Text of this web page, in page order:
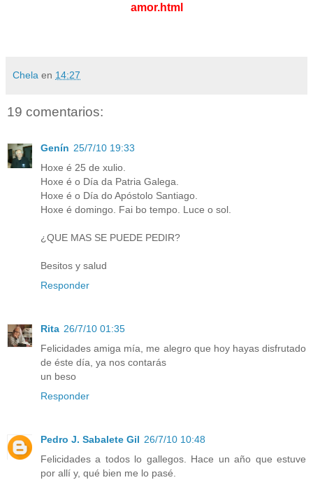
amor.html
Chela en 14:27
19 comentarios:
Genín 25/7/10 19:33
Hoxe é 25 de xulio.
Hoxe é o Día da Patria Galega.
Hoxe é o Día do Apóstolo Santiago.
Hoxe é domingo. Fai bo tempo. Luce o sol.
¿QUE MAS SE PUEDE PEDIR?
Besitos y salud
Responder
Rita 26/7/10 01:35
Felicidades amiga mía, me alegro que hoy hayas disfrutado
de éste día, ya nos contarás
un beso
Responder
Pedro J. Sabalete Gil 26/7/10 10:48
Felicidades a todos lo gallegos. Hace un año que estuve
por allí y, qué bien me lo pasé.